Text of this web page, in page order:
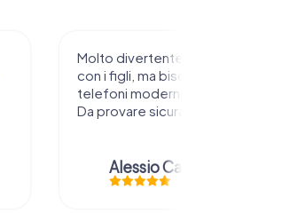
Molto divertente da sperimentare
con i figli, ma bisogna avere
telefoni moderni e rete stabile.
Da provare sicuramente !
Alessio Car